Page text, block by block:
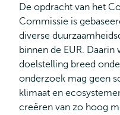
De opdracht van het
Commissie is
diverse
binnen de EUR.
doelstelling breed
onderzoek mag geen
klimaat en
creëren van zo hoog